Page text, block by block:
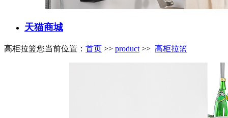
天猫商城
高柜拉篮您当前位置： 首页 >> product >> 高柜拉篮